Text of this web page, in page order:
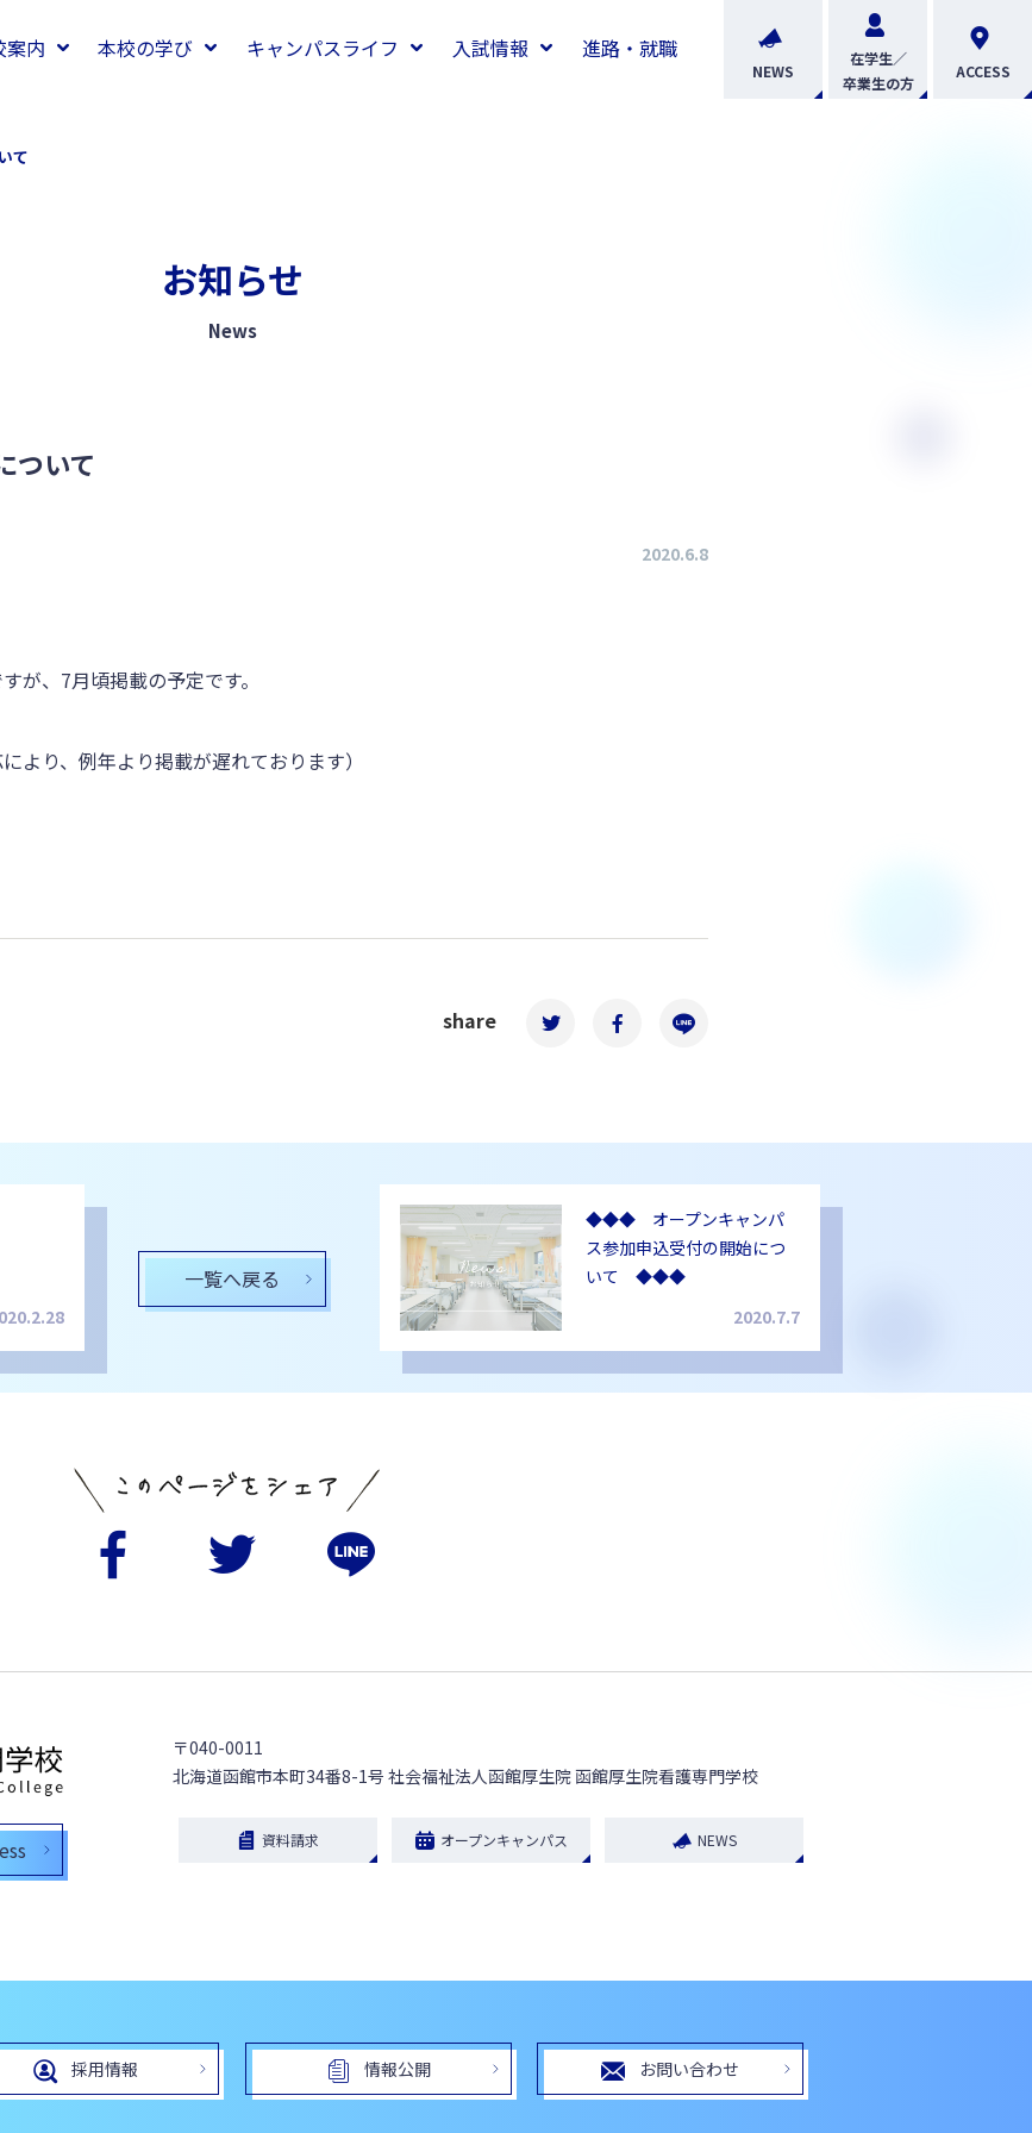
案内 本校の学び キャンパスライフ 入試情報 進路・就職
NEWS
在学生／
卒業生の方
ACCESS
て
お知らせ
News
ついて
2020.6.8
が、7月頃掲載の予定です。
より、例年より掲載が遅れております）
share
一覧へ戻る
◆◆◆ オープンキャンパ
ス参加申込受付の開始につ
いて ◆◆◆
2020.7.7
〒040-0011
北海道函館市本町34番8-1号 社会福祉法人函館厚生院 函館厚生院看護専門学校
資料請求 オープンキャンパス NEWS
採用情報 情報公開 お問い合わせ